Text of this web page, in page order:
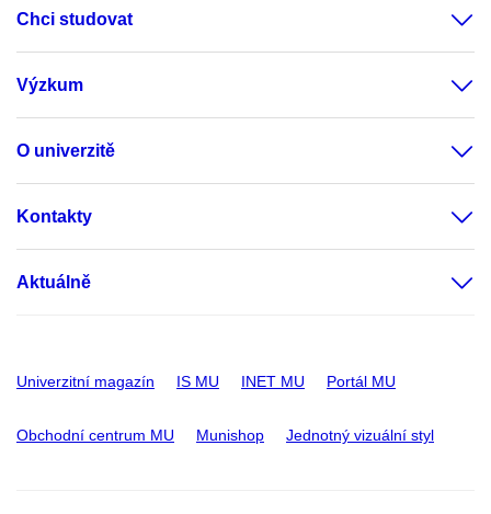
Chci studovat
Výzkum
O univerzitě
Kontakty
Aktuálně
Univerzitní magazín IS MU INET MU Portál MU
Obchodní centrum MU Munishop Jednotný vizuální styl